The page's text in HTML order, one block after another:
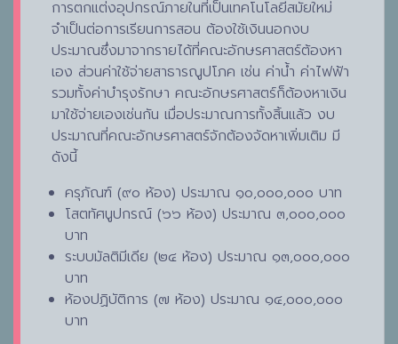
การตกแต่งอุปกรณ์ภายในที่เป็นเทคโนโลยีสมัยใหม่
จำเป็นต่อการเรียนการสอน ต้องใช้เงินนอกงบ
ประมาณซึ่งมาจากรายได้ที่คณะอักษรศาสตร์ต้องหา
เอง ส่วนค่าใช้จ่ายสาธารณูปโภค เช่น ค่าน้ำ ค่าไฟฟ้า
รวมทั้งค่าบำรุงรักษา คณะอักษรศาสตร์ก็ต้องหาเงิน
มาใช้จ่ายเองเช่นกัน เมื่อประมาณการทั้งสิ้นแล้ว งบ
ประมาณที่คณะอักษรศาสตร์จักต้องจัดหาเพิ่มเติม มี
ดังนี้
ครุภัณฑ์ (๙๐ ห้อง) ประมาณ ๑๐,๐๐๐,๐๐๐ บาท
โสตทัศนูปกรณ์ (๖๖ ห้อง) ประมาณ ๓,๐๐๐,๐๐๐
บาท
ระบบมัลติมีเดีย (๒๔ ห้อง) ประมาณ ๑๓,๐๐๐,๐๐๐
บาท
ห้องปฏิบัติการ (๗ ห้อง) ประมาณ ๑๔,๐๐๐,๐๐๐
บาท